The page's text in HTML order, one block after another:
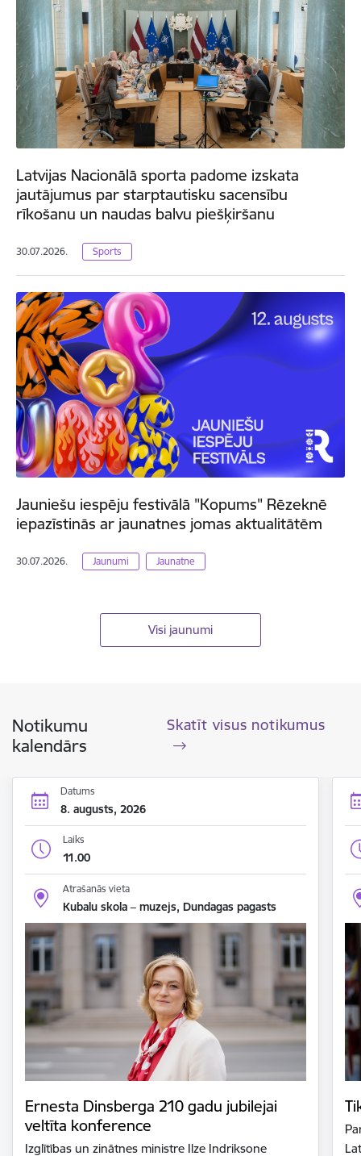
Latvijas Nacionālā sporta padome izskata
jautājumus par starptautisku sacensību
rīkošanu un naudas balvu piešķiršanu
30.07.2026. Sports
Jauniešu iespēju festivālā "Kopums" Rēzeknē
iepazīstinās ar jaunatnes jomas aktualitātēm
30.07.2026. Jaunumi Jaunatne
Visi jaunumi
Notikumu
kalendārs
Skatīt visus notikumus
Datums
8. augusts, 2026
Laiks
11.00
Atrašanās vieta
Kubalu skola – muzejs, Dundagas pagasts
Ernesta Dinsberga 210 gadu jubilejai
veltīta konference
Izglītības un zinātnes ministre Ilze Indriksone